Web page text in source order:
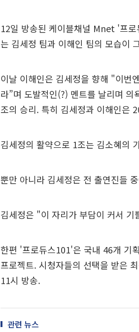
12일 방송된 케이블채널 Mnet '프
는 김세정 팀과 이해인 팀의 모습이
이날 이해인은 김세정을 향해 "이번
라”며 도발적인(?) 멘트를 날리며
조의 승리. 특히 김세정과 이해인은
김세정의 활약으로 1조는 김소혜의
뿐만 아니라 김세정은 전 출연진들
김세정은 "이 자리가 부담이 커서
한편 '프로듀스101'은 국내 46개 기
프로젝트. 시청자들의 선택을 받은
11시 방송.
관련 뉴스